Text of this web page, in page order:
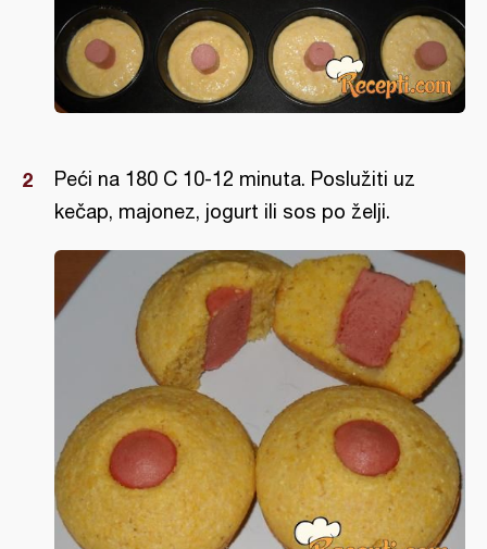
Peći na 180 C 10-12 minuta. Poslužiti uz
kečap, majonez, jogurt ili sos po želji.